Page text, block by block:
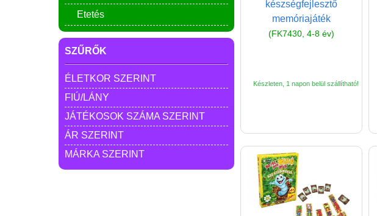
Etetés
SZŰRŐK
ÉLETKOR SZERINT
FIÚ/LÁNY
JÁTÉKOSOK SZÁMA SZERINT
ÁR SZERINT
MÁRKA SZERINT
készségfejlesztő
memóriajáték
(FK7430, 4-8 év)
Készleten, 1 napon belül szállítható!